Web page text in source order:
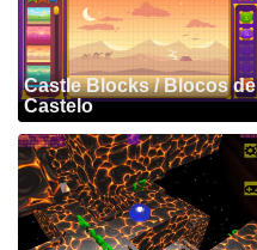
Castle Blocks / Blocos de
Castelo